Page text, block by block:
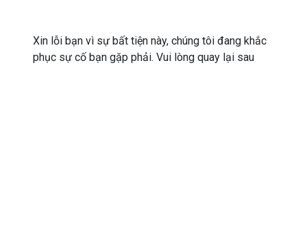
Xin lỗi bạn vì sự bất tiện này, chúng tôi đang khắc
phục sự cố bạn gặp phải. Vui lòng quay lại sau